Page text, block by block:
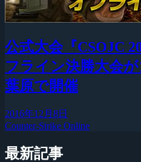
公式大会『CSOJC
フライン決勝大会
葉原で開催
2016年12月8日
Counter-Strike Online
最新記事